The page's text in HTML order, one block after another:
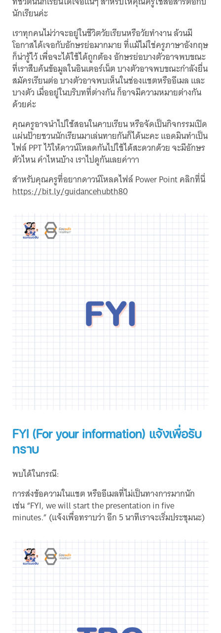
นักเรียนค่ะ
เราทุกคนไม่ว่าจะอยู่ในชีวิตวัยเรียนหรือวัยทำงาน ล้วนมี
โอกาสได้เจอกับอักษรย่อมากมาย ที่แม้ไม่ใช่ครูภาษาอังกฤษ
ก็น่ารู้ไว้ เพื่อจะได้ใช้ได้ถูกต้อง อักษรย่อบางตัวอาจพบขณะ
ที่เราสืบค้นข้อมูลในอินเตอร์เน็ต บางตัวอาจพบขณะกำลังยื่น
สมัครเรียนต่อ บางตัวอาจพบเห็นในช่องแชตหรืออีเมล และ
บางตัว เมื่ออยู่ในบริบทที่ต่างกัน ก็อาจมีความหมายต่างกัน
ด้วยค่ะ
คุณครูอาจนำไปใช้สอนในคาบเรียน หรือจัดเป็นกิจกรรมเปิด
แผ่นป้ายชวนนักเรียนมาเล่นทายกันก็ได้นะคะ แอดมินทำเป็น
ไฟล์ PPT ไว้ให้ดาวน์โหลดกันไปใช้ได้สะดวกด้วย จะมีอักษร
ตัวไหน คำไหนบ้าง เราไปดูกันเลยค่าาา
สำหรับคุณครูที่อยากดาวน์โหลดไฟล์ Power Point คลิกที่นี่
https://bit.ly/guidancehubth80
FYI (For your information) แจ้งเพื่อรับ
ทราบ
พบได้ในกรณี:
การส่งข้อความในแชต หรืออีเมลที่ไม่เป็นทางการมากนัก
เช่น “FYI, we will start the presentation in five
minutes.” (แจ้งเพื่อทราบว่า อีก 5 นาทีเราจะเริ่มประชุมนะ)